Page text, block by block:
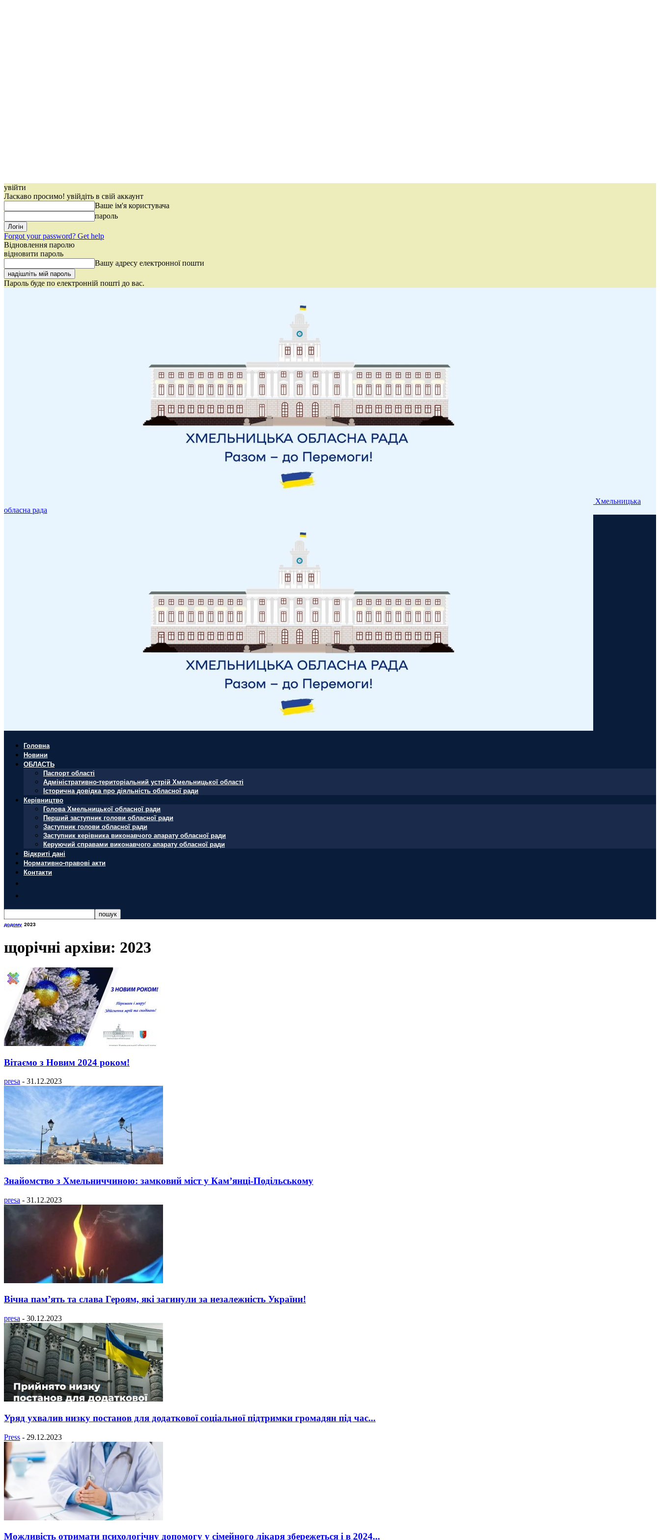
увійти
Ласкаво просимо! увійдіть в свій аккаунт
Ваше ім'я користувача
пароль
Forgot your password? Get help
Відновлення паролю
відновити пароль
Вашу адресу електронної пошти
Пароль буде по електронній пошті до вас.
Хмельницька
обласна рада
Головна
Новини
ОБЛАСТЬ
Паспорт області
Адміністративно-територіальний устрій Хмельницької області
Історична довідка про діяльність обласної ради
Керівництво
Голова Хмельницької обласної ради
Перший заступник голови обласної ради
Заступник голови обласної ради
Заступник керівника виконавчого апарату обласної ради
Керуючий справами виконавчого апарату обласної ради
Відкриті дані
Нормативно-правові акти
Контакти
додому 2023
щорічні архіви: 2023
Вітаємо з Новим 2024 роком!
presa - 31.12.2023
Знайомство з Хмельниччиною: замковий міст у Кам’янці-Подільському
presa - 31.12.2023
Вічна пам’ять та слава Героям, які загинули за незалежність України!
presa - 30.12.2023
Уряд ухвалив низку постанов для додаткової соціальної підтримки громадян під час...
Press - 29.12.2023
Можливість отримати психологічну допомогу у сімейного лікаря збережеться і в 2024...